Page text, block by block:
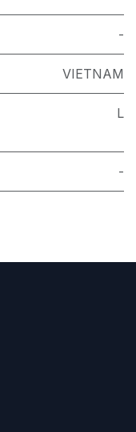
-
VIETNAM
L
-